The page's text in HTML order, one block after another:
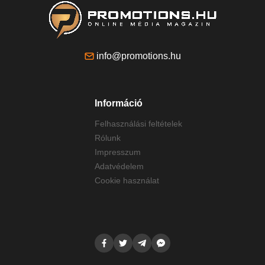
info@promotions.hu
Információ
Felhasználási feltételek
Rólunk
Impresszum
Adatvédelem
Cookie használat